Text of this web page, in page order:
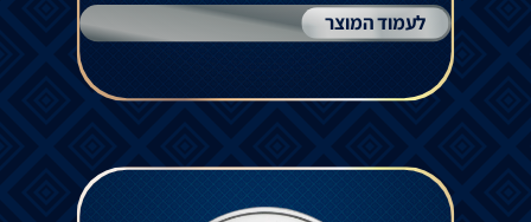
לעמוד המוצר